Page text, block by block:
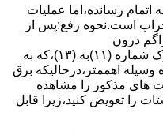
اﺗﻤﺎم رﺳﺎﻧﺪه،اﻣﺎ ﻋﻤﻠﯿﺎت
ﻫﯿﺪرواﺳﺘﺎت ﺧﺮاب اﺳﺖ.نحوه رﻓﻊ:ﭘﺲ از
درون
ﻫﯿﺪرواﺳﺘﺎت،میبایست ﮐﻨﺘﺎﮐﺖ ﻣﺸﺘﺮک شماره (۱۱)به (۱۳)،ﮐﻪ ﺑﻪ
اهممتر،درحالیکه ﺑﺮق
ﻫﺎی ﻣﺬﮐﻮر را ﻣﺸﺎﻫﺪه
را ﺗﻌﻮﯾﺾ ﮐﻨﯿﺪ،زﯾﺮا قابل